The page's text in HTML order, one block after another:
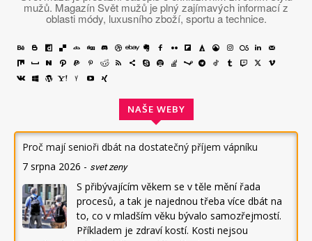
mužů. Magazín Svět mužů je plný zajímavých informací z
oblasti módy, luxusního zboží, sportu a technice.
NAŠE WEBY
Proč mají senioři dbát na dostatečný příjem vápníku
7 srpna 2026 - svet zeny
S přibývajícím věkem se v těle mění řada
procesů, a tak je najednou třeba více dbát na
to, co v mladším věku bývalo samozřejmostí.
Příkladem je zdraví kostí. Kosti nejsou